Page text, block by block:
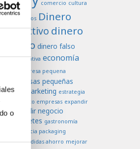
o
comercio cultura
negocios Dinero
efectivo dinero
dinero falso
colaborativa economía
empresa pequena
empresas pequeñas
de marketing estrategia
exito empresas expandir
expandir negocio
billetes gastronomía
importancia packaging
medidas ahorro mejorar